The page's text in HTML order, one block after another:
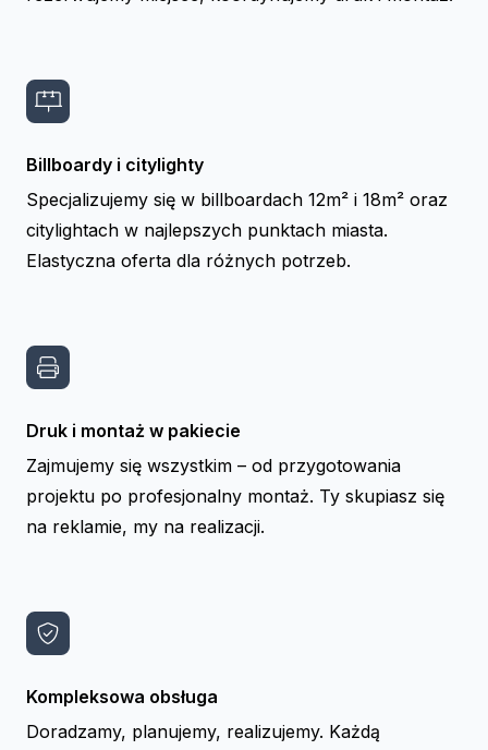
Billboardy i citylighty
Specjalizujemy się w billboardach 12m² i 18m² oraz
citylightach w najlepszych punktach miasta.
Elastyczna oferta dla różnych potrzeb.
Druk i montaż w pakiecie
Zajmujemy się wszystkim – od przygotowania
projektu po profesjonalny montaż. Ty skupiasz się
na reklamie, my na realizacji.
Kompleksowa obsługa
Doradzamy, planujemy, realizujemy. Każdą